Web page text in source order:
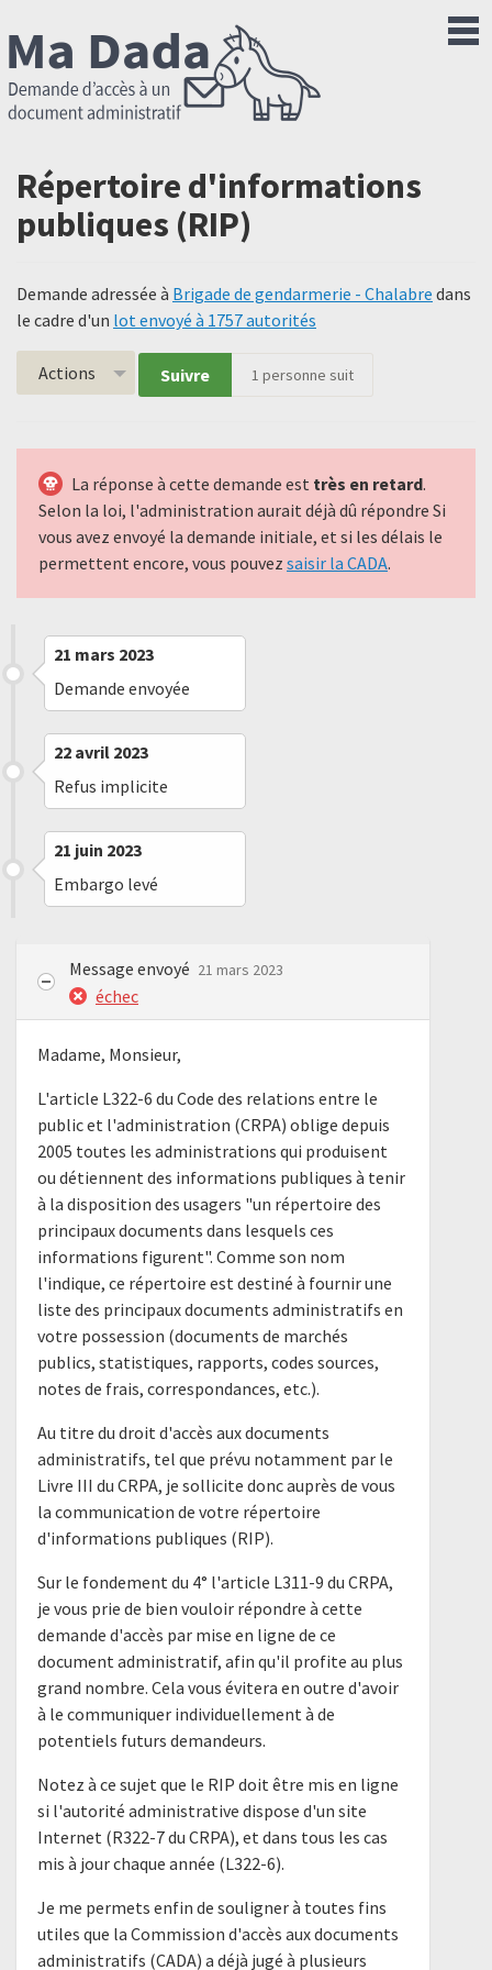
Répertoire d'informations
publiques (RIP)
Demande adressée à Brigade de gendarmerie - Chalabre dans
le cadre d'un lot envoyé à 1757 autorités
Actions Suivre 1 personne suit
La réponse à cette demande est très en retard.
Selon la loi, l'administration aurait déjà dû répondre Si
vous avez envoyé la demande initiale, et si les délais le
permettent encore, vous pouvez saisir la CADA.
21 mars 2023
Demande envoyée
22 avril 2023
Refus implicite
21 juin 2023
Embargo levé
Message envoyé 21 mars 2023
échec
Madame, Monsieur,
L'article L322-6 du Code des relations entre le
public et l'administration (CRPA) oblige depuis
2005 toutes les administrations qui produisent
ou détiennent des informations publiques à tenir
à la disposition des usagers "un répertoire des
principaux documents dans lesquels ces
informations figurent". Comme son nom
l'indique, ce répertoire est destiné à fournir une
liste des principaux documents administratifs en
votre possession (documents de marchés
publics, statistiques, rapports, codes sources,
notes de frais, correspondances, etc.).
Au titre du droit d'accès aux documents
administratifs, tel que prévu notamment par le
Livre III du CRPA, je sollicite donc auprès de vous
la communication de votre répertoire
d'informations publiques (RIP).
Sur le fondement du 4° l'article L311-9 du CRPA,
je vous prie de bien vouloir répondre à cette
demande d'accès par mise en ligne de ce
document administratif, afin qu'il profite au plus
grand nombre. Cela vous évitera en outre d'avoir
à le communiquer individuellement à de
potentiels futurs demandeurs.
Notez à ce sujet que le RIP doit être mis en ligne
si l'autorité administrative dispose d'un site
Internet (R322-7 du CRPA), et dans tous les cas
mis à jour chaque année (L322-6).
Je me permets enfin de souligner à toutes fins
utiles que la Commission d'accès aux documents
administratifs (CADA) a déjà jugé à plusieurs